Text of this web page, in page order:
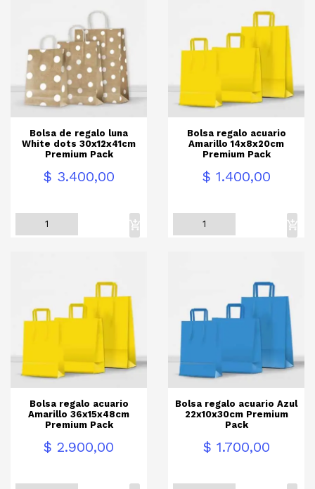
Bolsa de regalo luna
White dots 30x12x41cm
Premium Pack
Precio$ 3.400,00
Bolsa regalo acuario
Amarillo 14x8x20cm
Premium Pack
Precio$ 1.400,00
Bolsa regalo acuario
Amarillo 36x15x48cm
Premium Pack
Precio$ 2.900,00
Bolsa regalo acuario Azul
22x10x30cm Premium
Pack
Precio$ 1.700,00